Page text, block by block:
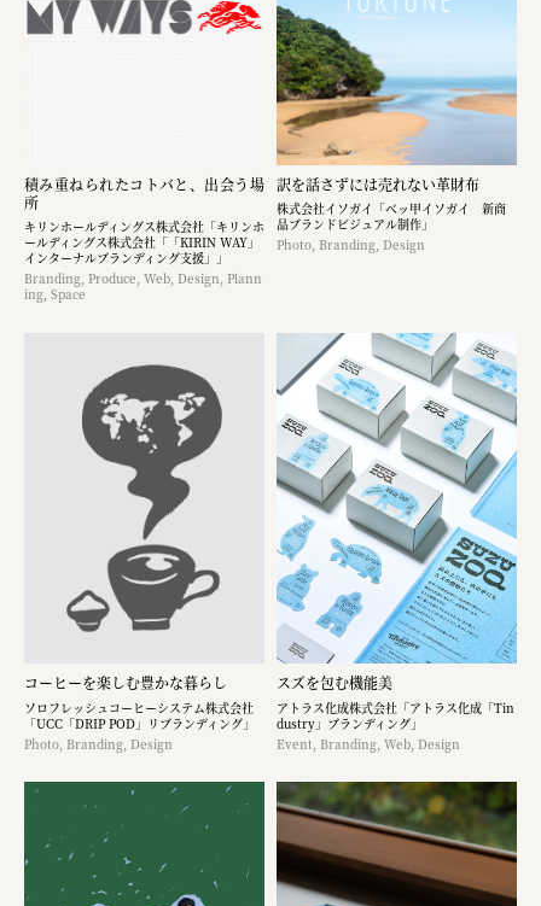
積み重ねられたコトバと、出会う場
所
キリンホールディングス株式会社「キリンホ
ールディングス株式会社「「KIRIN WAY」
インターナルブランディング支援」」
Branding, Produce, Web, Design, Plann
ing, Space
訳を話さずには売れない革財布
株式会社イソガイ「ベッ甲イソガイ 新商
品ブランドビジュアル制作」
Photo, Branding, Design
コーヒーを楽しむ豊かな暮らし
ソロフレッシュコーヒーシステム株式会社
「UCC「DRIP POD」リブランディング」
Photo, Branding, Design
スズを包む機能美
アトラス化成株式会社「アトラス化成「Tin
dustry」ブランディング」
Event, Branding, Web, Design